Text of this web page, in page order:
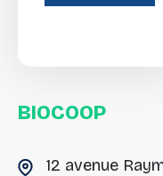
BIOCOOP
12 avenue